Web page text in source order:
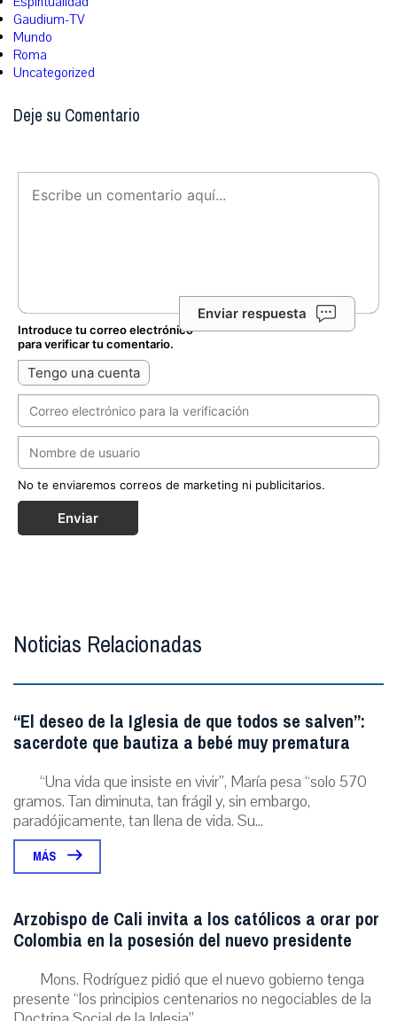
Gaudium-TV
Mundo
Roma
Uncategorized
Deje su Comentario
Enviar respuesta
Introduce tu correo electrónico
para verificar tu comentario.
Tengo una cuenta
No te enviaremos correos de marketing ni publicitarios.
Enviar
Noticias Relacionadas
“El deseo de la Iglesia de que todos se salven”:
sacerdote que bautiza a bebé muy prematura
“Una vida que insiste en vivir”, María pesa “solo 570
gramos. Tan diminuta, tan frágil y, sin embargo,
paradójicamente, tan llena de vida. Su...
MÁS
Arzobispo de Cali invita a los católicos a orar por
Colombia en la posesión del nuevo presidente
Mons. Rodríguez pidió que el nuevo gobierno tenga
presente “los principios centenarios no negociables de la